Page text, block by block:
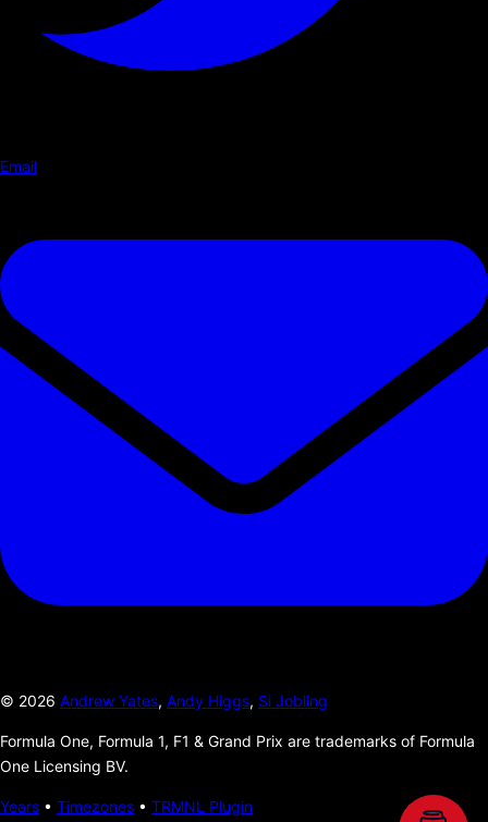
Email
© 2026 Andrew Yates, Andy Higgs, Si Jobling
Formula One, Formula 1, F1 & Grand Prix are trademarks of Formula
One Licensing BV.
Years • Timezones • TRMNL Plugin